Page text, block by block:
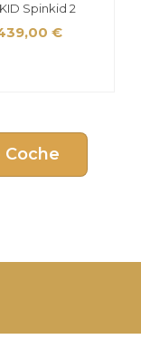
Spinkid 2
€
Elevador con
Coche